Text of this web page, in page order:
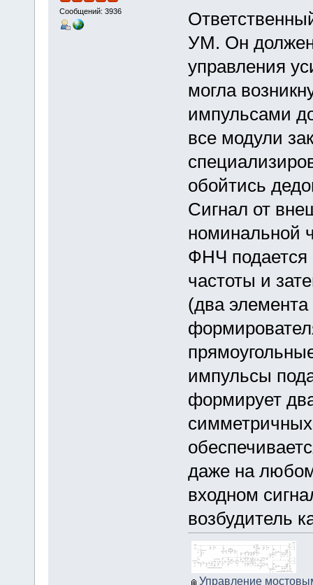
Сообщений: 3936
УМ. Он должен
управления
могла
импульсами
все модули
обойтись
Сигнал от
номинальной
ФНЧ подается
частоты и
(два
импульсы
формирует
даже на
входном
возбудитель
Управление